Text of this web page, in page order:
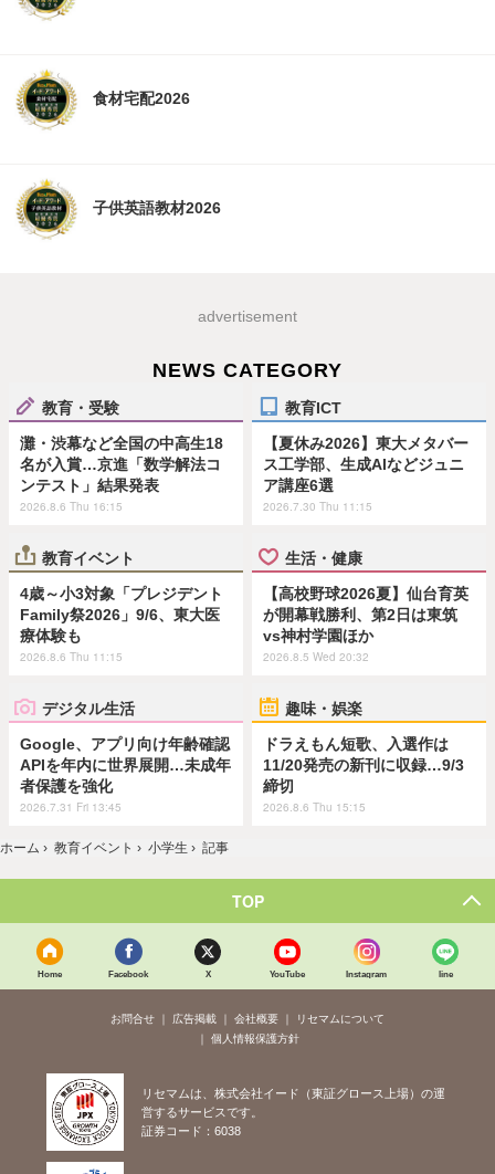
食材宅配2026
子供英語教材2026
advertisement
NEWS CATEGORY
教育・受験
灘・渋幕など全国の中高生18
名が入賞…京進「数学解法コ
ンテスト」結果発表
2026.8.6 Thu 16:15
教育ICT
【夏休み2026】東大メタバー
ス工学部、生成AIなどジュニ
ア講座6選
2026.7.30 Thu 11:15
教育イベント
4歳～小3対象「プレジデント
Family祭2026」9/6、東大医
療体験も
2026.8.6 Thu 11:15
生活・健康
【高校野球2026夏】仙台育英
が開幕戦勝利、第2日は東筑
vs神村学園ほか
2026.8.5 Wed 20:32
デジタル生活
Google、アプリ向け年齢確認
APIを年内に世界展開…未成年
者保護を強化
2026.7.31 Fri 13:45
趣味・娯楽
ドラえもん短歌、入選作は
11/20発売の新刊に収録…9/3
締切
2026.8.6 Thu 15:15
ホーム › 教育イベント › 小学生 › 記事
TOP
Home Facebook X YouTube Instagram line
お問合せ 広告掲載 会社概要
リセマムについて
個人情報保護方針
リセマムは、株式会社イード（東証グロース上場）の運
営するサービスです。
証券コード：6038